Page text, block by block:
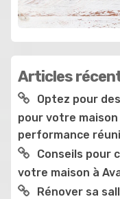
Articles
Optez pour
pour votre
performance
Conseils pour
votre maison à
Rénover sa